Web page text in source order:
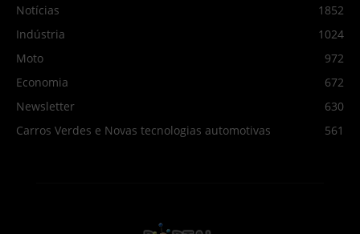
Notícias
1852
Indústria
1024
Moto
972
Economia
672
Newsletter
630
Carros Verdes e Novas tecnologias automotivas
561